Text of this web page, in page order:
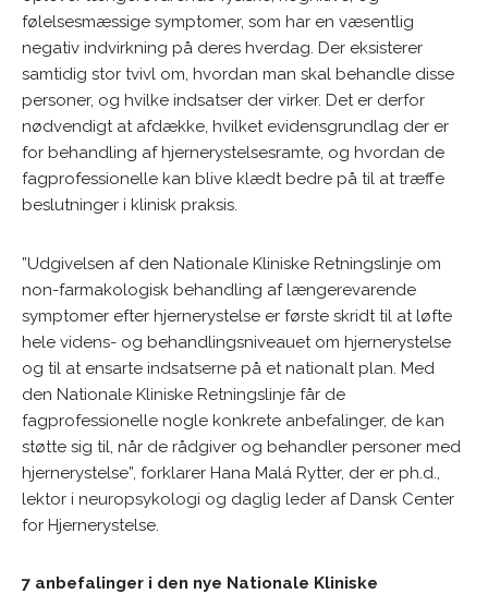
følelsesmæssige symptomer, som har en væsentlig
negativ indvirkning på deres hverdag. Der eksisterer
samtidig stor tvivl om, hvordan man skal behandle disse
personer, og hvilke indsatser der virker. Det er derfor
nødvendigt at afdække, hvilket evidensgrundlag der er
for behandling af hjernerystelsesramte, og hvordan de
fagprofessionelle kan blive klædt bedre på til at træffe
beslutninger i klinisk praksis.
”Udgivelsen af den Nationale Kliniske Retningslinje om
non-farmakologisk behandling af længerevarende
symptomer efter hjernerystelse er første skridt til at løfte
hele videns- og behandlingsniveauet om hjernerystelse
og til at ensarte indsatserne på et nationalt plan. Med
den Nationale Kliniske Retningslinje får de
fagprofessionelle nogle konkrete anbefalinger, de kan
støtte sig til, når de rådgiver og behandler personer med
hjernerystelse”, forklarer Hana Malá Rytter, der er ph.d.,
lektor i neuropsykologi og daglig leder af Dansk Center
for Hjernerystelse.
7 anbefalinger i den nye Nationale Kliniske